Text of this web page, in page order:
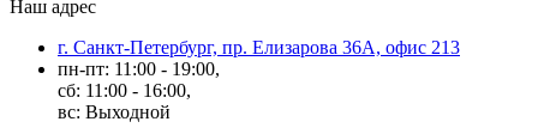
Наш адрес
г. Санкт-Петербург, пр. Елизарова 36А, офис 213
пн-пт: 11:00 - 19:00,
сб: 11:00 - 16:00,
вс: Выходной